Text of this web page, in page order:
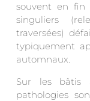
souvent en fin
singuliers
traversées)
typiquement
automnaux.
Sur les bâtis
pathologies